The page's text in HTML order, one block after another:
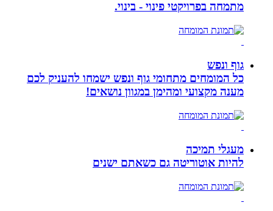
מתמחה בפרויקטי פינוי - בינוי.
גוף ונפש
כל המומחים מתחומי גוף ונפש ישמחו להעניק לכם
מענה מקצועי ומהימן במגוון נושאים!
מעגלי תמיכה
להיות אוטוריטה גם כשאתם ישנים